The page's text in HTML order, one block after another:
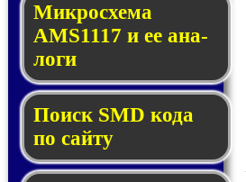
Микросхема
AMS1117 и ее ана­
ло­ги
Поиск SMD ко­да
по сай­ту